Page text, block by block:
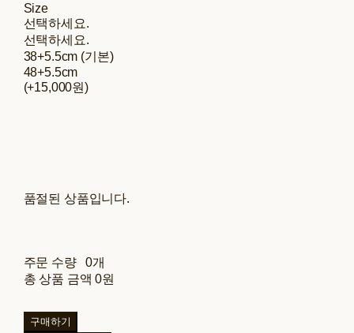
Size
선택하세요.
선택하세요.
38+5.5cm (기본)
48+5.5cm
(+15,000원)
품절된 상품입니다.
주문 수량
0개
총 상품 금액 0원
구매하기